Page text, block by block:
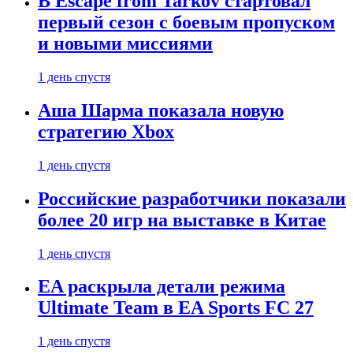
первый сезон с боевым пропуском
и новыми миссиями
1 день спустя
Аша Шарма показала новую
стратегию Xbox
1 день спустя
Российские разработчики показали
более 20 игр на выставке в Китае
1 день спустя
EA раскрыла детали режима
Ultimate Team в EA Sports FC 27
1 день спустя